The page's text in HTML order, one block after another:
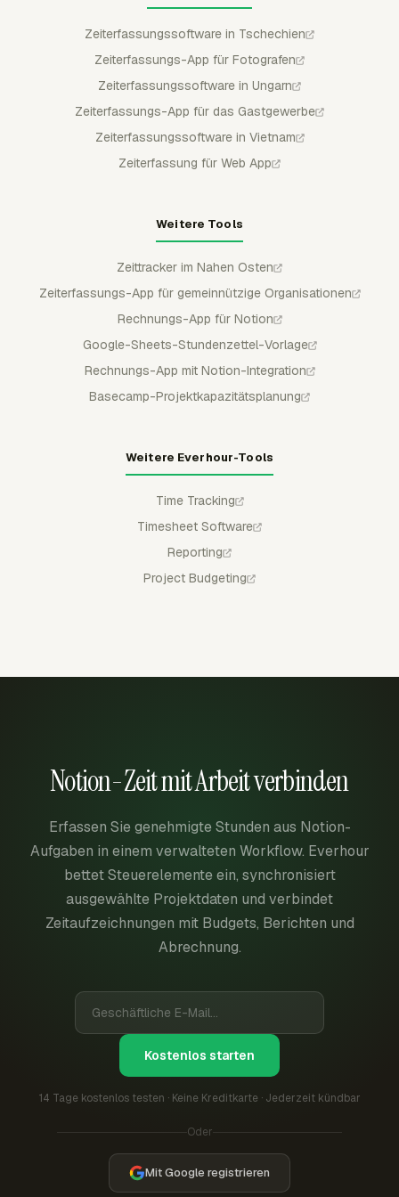
Zeiterfassungssoftware in Tschechien
Zeiterfassungs-App für Fotografen
Zeiterfassungssoftware in Ungarn
Zeiterfassungs-App für das Gastgewerbe
Zeiterfassungssoftware in Vietnam
Zeiterfassung für Web App
Weitere Tools
Zeittracker im Nahen Osten
Zeiterfassungs-App für gemeinnützige Organisationen
Rechnungs-App für Notion
Google-Sheets-Stundenzettel-Vorlage
Rechnungs-App mit Notion-Integration
Basecamp-Projektkapazitätsplanung
Weitere Everhour-Tools
Time Tracking
Timesheet Software
Reporting
Project Budgeting
Notion-Zeit mit Arbeit verbinden
Erfassen Sie genehmigte Stunden aus Notion-
Aufgaben in einem verwalteten Workflow. Everhour
bettet Steuerelemente ein, synchronisiert
ausgewählte Projektdaten und verbindet
Zeitaufzeichnungen mit Budgets, Berichten und
Abrechnung.
Kostenlos starten
14 Tage kostenlos testen · Keine Kreditkarte · Jederzeit kündbar
Oder
Mit Google registrieren